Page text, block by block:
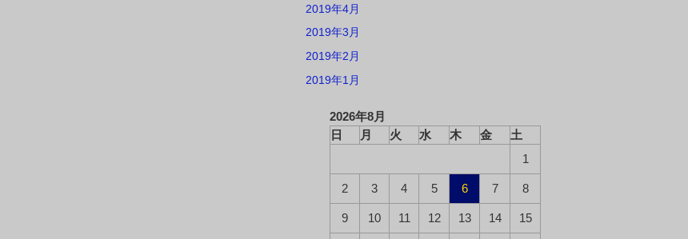
2019年4月
2019年3月
2019年2月
2019年1月
2026年8月
日
月 火 水 木 金
土
1
2 3 4 5 6 7 8
9 10 11 12 13 14 15